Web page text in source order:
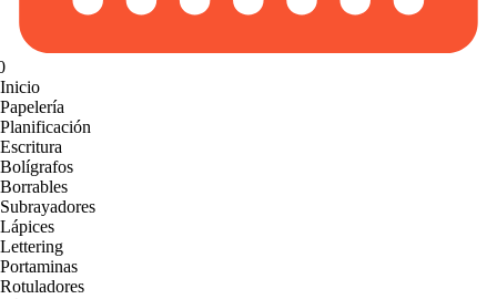
Inicio
Papelería
Planificación
Escritura
Bolígrafos
Borrables
Subrayadores
Lápices
Lettering
Portaminas
Rotuladores